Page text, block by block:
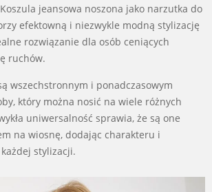
jeansowa noszona jako narzutka do
efektowną i niezwykle modną stylizację
rozwiązanie dla osób ceniących
ruchów.
wszechstronnym i ponadczasowym
który można nosić na wiele różnych
uniwersalność sprawia, że są one
na wiosnę, dodając charakteru i
stylizacji.